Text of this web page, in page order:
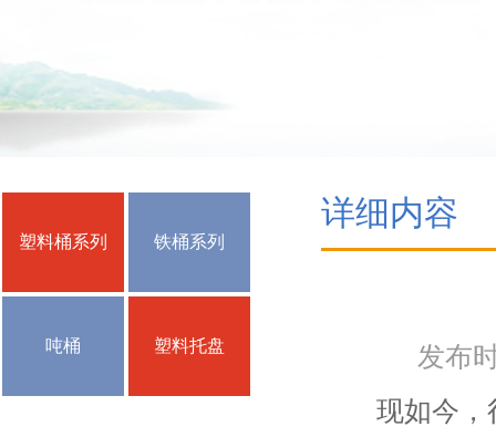
塑料桶系列 铁桶系列
吨桶 塑料托盘
详细内容
发布
现如今，很